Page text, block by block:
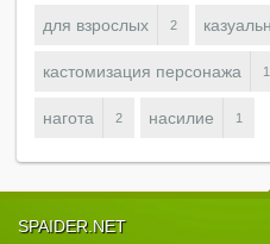
для взрослых 2
кастомизация персонажа 1
нагота 2 насилие 1
SPAIDER.NET